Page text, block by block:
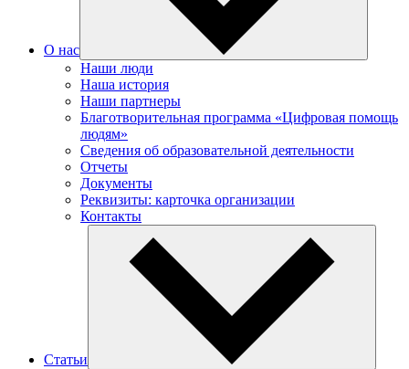
О нас
Наши люди
Наша история
Наши партнеры
Благотворительная программа «Цифровая помощь
людям»
Сведения об образовательной деятельности
Отчеты
Документы
Реквизиты: карточка организации
Контакты
Статьи